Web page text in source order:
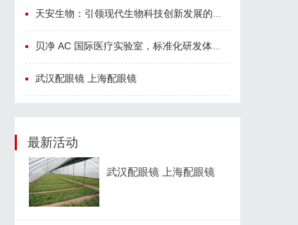
天安生物：引领现代生物科技创新发展的先锋企业
贝净 AC 国际医疗实验室，标准化研发体系全解析
武汉配眼镜 上海配眼镜
最新活动
武汉配眼镜 上海配眼镜